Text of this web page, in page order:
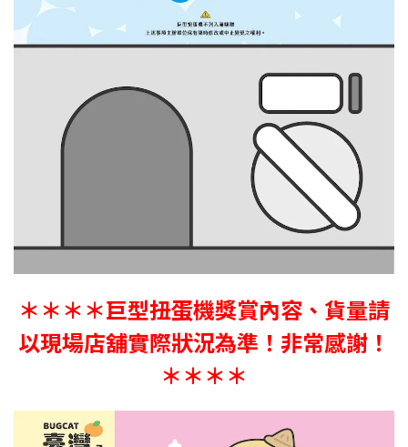
＊＊＊＊巨型扭蛋機獎賞內容、貨量請
以現場店舖實際狀況為準！非常感謝！
＊＊＊＊